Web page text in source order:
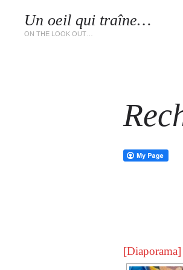
Un oeil qui traîne…
ON THE LOOK OUT…
[Diaporama]